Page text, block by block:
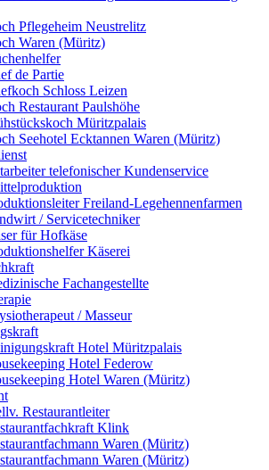
Pflegeheim Neustrelitz
Waren (Müritz)
de Partie
Schloss Leizen
Restaurant Paulshöhe
Müritzpalais
Seehotel Ecktannen Waren (Müritz)
telefonischer Kundenservice
Freiland-Legehennenfarmen
/ Servicetechniker
für Hofkäse
Käserei
Fachangestellte
/ Masseur
Hotel Müritzpalais
Hotel Federow
Hotel Waren (Müritz)
Restaurantleiter
Klink
Waren (Müritz)
Waren (Müritz)